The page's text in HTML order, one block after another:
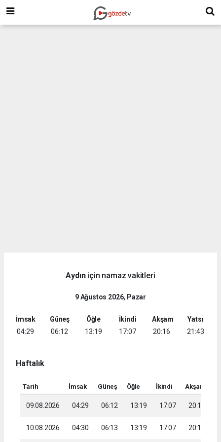
Aydıniçin namaz vakitleri
9 Ağustos 2026, Pazar
İmsak
04:29
Güneş
06:12
Öğle
13:19
İkindi
17:07
Akşam
20:16
Yatsı
21:43
Haftalık
Tarih İmsak Güneş Öğle İkindi Akşam
09.08.2026 04:29 06:12 13:19 17:07 20:16
10.08.2026 04:30 06:13 13:19 17:07 20:15